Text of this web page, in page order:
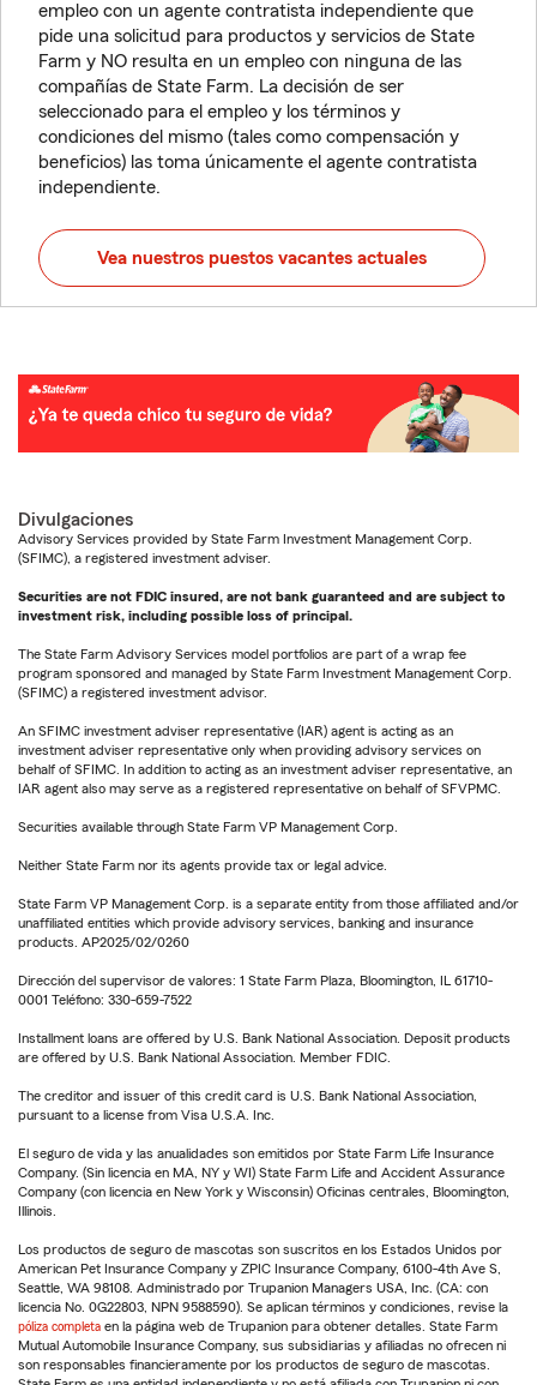
empleo con un agente contratista independiente que
pide una solicitud para productos y servicios de State
Farm y NO resulta en un empleo con ninguna de las
compañías de State Farm. La decisión de ser
seleccionado para el empleo y los términos y
condiciones del mismo (tales como compensación y
beneficios) las toma únicamente el agente contratista
independiente.
Vea nuestros puestos vacantes actuales
Divulgaciones
Advisory Services provided by State Farm Investment Management Corp.
(SFIMC), a registered investment adviser.
Securities are not FDIC insured, are not bank guaranteed and are subject to
investment risk, including possible loss of principal.
The State Farm Advisory Services model portfolios are part of a wrap fee
program sponsored and managed by State Farm Investment Management Corp.
(SFIMC) a registered investment advisor.
An SFIMC investment adviser representative (IAR) agent is acting as an
investment adviser representative only when providing advisory services on
behalf of SFIMC. In addition to acting as an investment adviser representative, an
IAR agent also may serve as a registered representative on behalf of SFVPMC.
Securities available through State Farm VP Management Corp.
Neither State Farm nor its agents provide tax or legal advice.
State Farm VP Management Corp. is a separate entity from those affiliated and/or
unaffiliated entities which provide advisory services, banking and insurance
products. AP2025/02/0260
Dirección del supervisor de valores: 1 State Farm Plaza, Bloomington, IL 61710-
0001 Teléfono: 330-659-7522
Installment loans are offered by U.S. Bank National Association. Deposit products
are offered by U.S. Bank National Association. Member FDIC.
The creditor and issuer of this credit card is U.S. Bank National Association,
pursuant to a license from Visa U.S.A. Inc.
El seguro de vida y las anualidades son emitidos por State Farm Life Insurance
Company. (Sin licencia en MA, NY y WI) State Farm Life and Accident Assurance
Company (con licencia en New York y Wisconsin) Oficinas centrales, Bloomington,
Illinois.
Los productos de seguro de mascotas son suscritos en los Estados Unidos por
American Pet Insurance Company y ZPIC Insurance Company, 6100-4th Ave S,
Seattle, WA 98108. Administrado por Trupanion Managers USA, Inc. (CA: con
licencia No. 0G22803, NPN 9588590). Se aplican términos y condiciones, revise la
póliza completa en la página web de Trupanion para obtener detalles. State Farm
Mutual Automobile Insurance Company, sus subsidiarias y afiliadas no ofrecen ni
son responsables financieramente por los productos de seguro de mascotas.